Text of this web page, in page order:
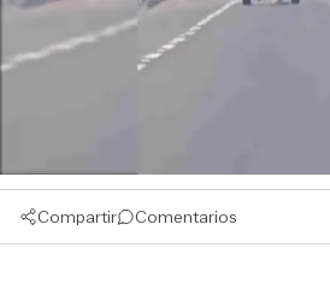
Compartir Comentarios